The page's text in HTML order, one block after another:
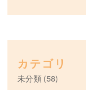
カテゴリ
未分類(58)